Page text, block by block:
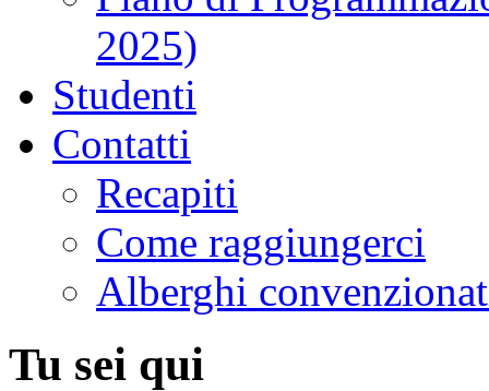
2025)
Studenti
Contatti
Recapiti
Come raggiungerci
Alberghi
Tu sei qui